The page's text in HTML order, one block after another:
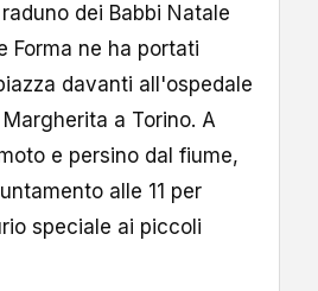
dei Babbi Natale
Forma ne ha portati
davanti all'ospedale
a Torino. A
e persino dal fiume,
alle 11 per
speciale ai piccoli